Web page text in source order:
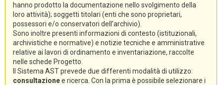
hanno prodotto la documentazione nello svolgimento della
loro attività); soggetti titolari (enti che sono proprietari,
possessori e/o conservatori dell’archivio).
Sono inoltre presenti informazioni di contesto (istituzionali,
archivistiche e normative) e notizie tecniche e amministrative
relative ai lavori di ordinamento e inventariazione, raccolte
nelle schede Progetto.
Il Sistema AST prevede due differenti modalità di utilizzo:
consultazionee ricerca. Con la prima è possibile selezionare i